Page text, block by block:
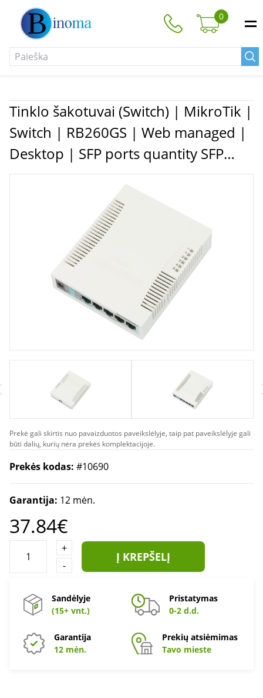
0
Tinklo šakotuvai (Switch) | MikroTik |
Switch | RB260GS | Web managed |
Desktop | SFP ports quantity SFP
ports quantity 1 | Power over
Ethernet (PoE) ports quantity 1 | 12
Prekė gali skirtis nuo pavaizduotos paveikslėlyje, taip pat paveikslėlyje gali
būti dalių, kurių nėra prekės komplektacijoje.
Prekės kodas: #10690
Garantija: 12 mėn.
37.84€
+
-
Į KREPŠELĮ
Sandėlyje
(15+ vnt.)
Pristatymas
0-2 d.d.
Garantija
12 mėn.
Prekių atsiėmimas
Tavo mieste